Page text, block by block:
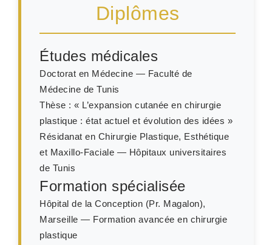
Diplômes
Études médicales
Doctorat en Médecine — Faculté de
Médecine de Tunis
Thèse : « L’expansion cutanée en chirurgie
plastique : état actuel et évolution des idées »
Résidanat en Chirurgie Plastique, Esthétique
et Maxillo-Faciale — Hôpitaux universitaires
de Tunis
Formation spécialisée
Hôpital de la Conception (Pr. Magalon),
Marseille — Formation avancée en chirurgie
plastique